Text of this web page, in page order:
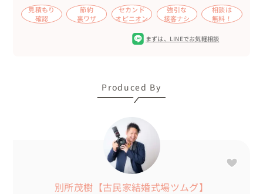
見積もり
確認
節約
裏ワザ
セカンド
オピニオン
強引な
接客ナシ
相談は
無料！
まずは、 LINEでお気軽相談
Produced By
別所茂樹【古民家結婚式場ツムグ】